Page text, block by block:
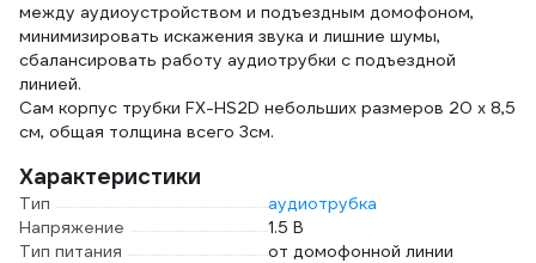
между аудиоустройством и подъездным домофоном,
минимизировать искажения звука и лишние шумы,
сбалансировать работу аудиотрубки с подъездной
линией.
Сам корпус трубки FX-HS2D небольших размеров 20 х 8,5
см, общая толщина всего 3см.
Характеристики
Тип
аудиотрубка
Напряжение
1.5 В
Тип питания
от домофонной линии